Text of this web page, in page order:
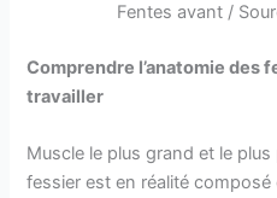
Fentes avant /
Comprendre l’anatomie des
travailler
Muscle le plus grand et le
fessier est en réalité